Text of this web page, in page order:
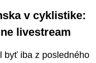
v cyklistike:
livestream
byť iba z posledného